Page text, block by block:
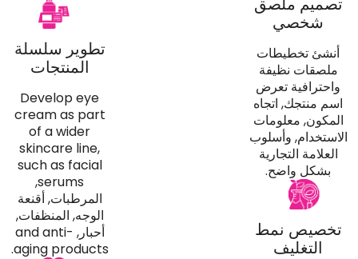
شخصي
أنشئ تخطيطات
ملصقات نظيفة
واحترافية تعرض
اسم منتجك, اتجاه
المكون, معلومات
الاستخدام, وأسلوب
العلامة التجارية
بشكل واضح.
تخصيص نمط
التغليف
تطوير سلسلة
المنتجات
Develop eye
cream as part
of a wider
skincare line
such as facial
serums
,
المرطبات, أقنعة
الوجه, المنظفات,
أحبار,and anti-
aging products
.